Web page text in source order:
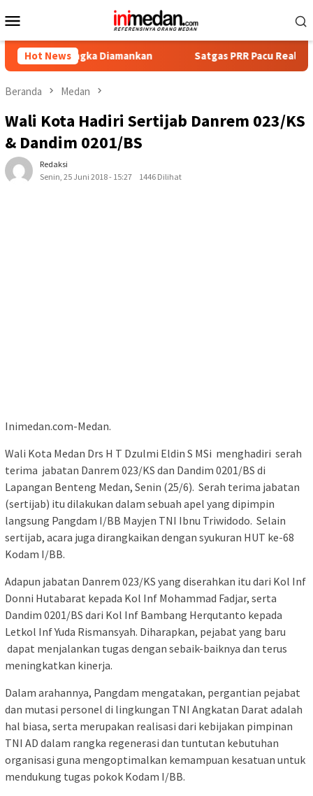
ke
Mobile
Hot News
Diamankan Satgas PRR Pacu Realisasi
Beranda Medan
Wali Kota Hadiri Sertijab Danrem 023/KS
& Dandim 0201/BS
Redaksi
Senin, 25 Juni 2018 - 15:27
1446 Dilihat
Inimedan.com-Medan.
Wali Kota Medan Drs H T Dzulmi Eldin S MSi menghadiri serah
terima jabatan Danrem 023/KS dan Dandim 0201/BS di
Lapangan Benteng Medan, Senin (25/6). Serah terima jabatan
(sertijab) itu dilakukan dalam sebuah apel yang dipimpin
langsung Pangdam I/BB Mayjen TNI Ibnu Triwidodo. Selain
sertijab, acara juga dirangkaikan dengan syukuran HUT ke-68
Kodam I/BB.
Adapun jabatan Danrem 023/KS yang diserahkan itu dari Kol Inf
Donni Hutabarat kepada Kol Inf Mohammad Fadjar, serta
Dandim 0201/BS dari Kol Inf Bambang Herqutanto kepada
Letkol Inf Yuda Rismansyah. Diharapkan, pejabat yang baru
dapat menjalankan tugas dengan sebaik-baiknya dan terus
meningkatkan kinerja.
Dalam arahannya, Pangdam mengatakan, pergantian pejabat
dan mutasi personel di lingkungan TNI Angkatan Darat adalah
hal biasa, serta merupakan realisasi dari kebijakan pimpinan
TNI AD dalam rangka regenerasi dan tuntutan kebutuhan
organisasi guna mengoptimalkan kemampuan kesatuan untuk
mendukung tugas pokok Kodam I/BB.